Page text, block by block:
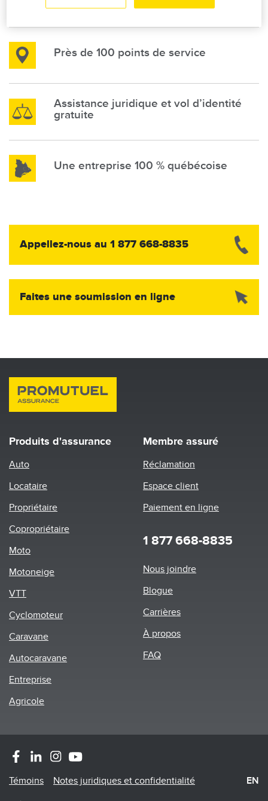
Image Près de 100 points de service
Image
Assistance juridique et vol d’identité
gratuite
Image Une entreprise 100 % québécoise
Appellez-nous au 1 877 668-8835 Image
Faites une soumission en ligne Image
Produits d'assurance
Auto
Locataire
Propriétaire
Copropriétaire
Moto
Motoneige
VTT
Cyclomoteur
Caravane
Autocaravane
Entreprise
Agricole
Membre assuré
Réclamation
Espace client
Paiement en ligne
1 877 668-8835
Footer
Nous joindre
Blogue
Carrières
À propos
FAQ
Footer
Témoins
Notes juridiques et confidentialité
EN